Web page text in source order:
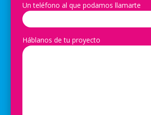
Un teléfono al que podamos llamarte
Háblanos de tu proyecto